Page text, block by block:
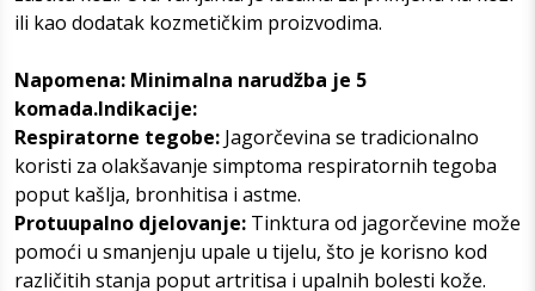
ili kao dodatak kozmetičkim proizvodima.
Napomena: Minimalna narudžba je 5
komada.Indikacije:
Respiratorne tegobe: Jagorčevina se tradicionalno
koristi za olakšavanje simptoma respiratornih tegoba
poput kašlja, bronhitisa i astme.
Protuupalno djelovanje: Tinktura od jagorčevine može
pomoći u smanjenju upale u tijelu, što je korisno kod
različitih stanja poput artritisa i upalnih bolesti kože.